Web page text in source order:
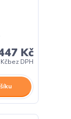
Kč
bez DPH